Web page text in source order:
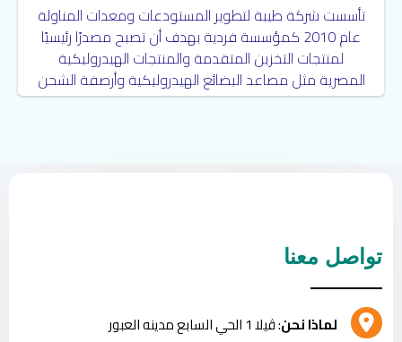
تأسست شركة طيبة لتطوير المستودعات ومعدات المناولة
عام 2010 كمؤسسة فردية بهدف أن تصبح مصدرًا رئيسيًا
لمنتجات التخزين المتقدمة والمنتجات الهيدروليكية
المصرية مثل مصاعد البضائع الهيدروليكية وأرصفة الشحن
الثابتة والمتحركة. رافعات مقصية وغيرها
تواصل معنا
لماذا نحن: ڤيلا 1 الحي السابع مدينه العبور